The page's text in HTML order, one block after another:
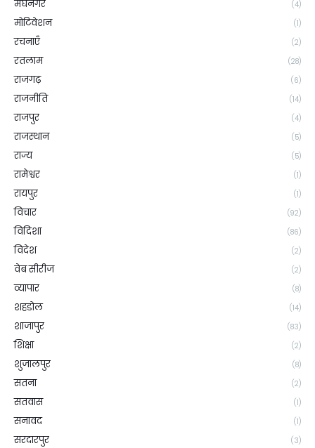
मेघनगर (4)
मोटिवेशन (1)
रचनाएँ (2)
रतलाम (28)
राजगढ़ (6)
राजनीति (14)
राजपुर (4)
राजस्थान (5)
राज्य (5)
रामेश्वर (1)
रायपुर (1)
विचार (92)
विदिशा (86)
विदेश (2)
वेब सीरीज (2)
व्यापार (8)
शहडोल (14)
शाजापुर (83)
शिक्षा (2)
शुजालपुर (8)
सतना (2)
सतवास (1)
सनावद (1)
सरदारपुर (3)